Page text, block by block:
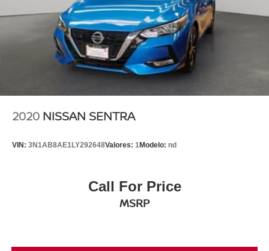
2020 NISSAN SENTRA
VIN: 3N1AB8AE1LY292648Valores: 1Modelo: nd
Call For Price
MSRP